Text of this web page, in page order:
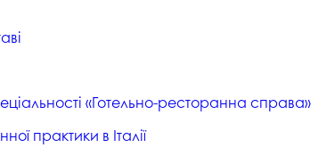
«Готельно-ресторанна справа»
практики в Італії